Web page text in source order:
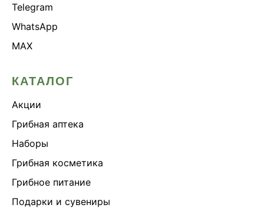
Telegram
WhatsApp
MAX
КАТАЛОГ
Акции
Грибная аптека
Наборы
Грибная косметика
Грибное питание
Подарки и сувениры